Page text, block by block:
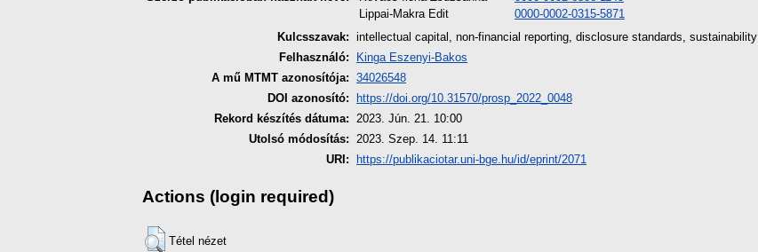
Lippai-Makra Edit
0000-0002-0315-5871
Kulcsszavak: intellectual capital, non-financial reporting, disclosure standards, sustainability
Felhasználó:
Kinga Eszenyi-Bakos
A mű MTMT azonosítója: 34026548
DOI azonosító:
https://doi.org/10.31570/prosp_2022_0048
Rekord készítés dátuma: 2023. Jún. 21. 10:00
Utolsó módosítás: 2023. Szep. 14. 11:11
URI:
https://publikaciotar.uni-bge.hu/id/eprint/2071
Actions (login required)
Tétel nézet